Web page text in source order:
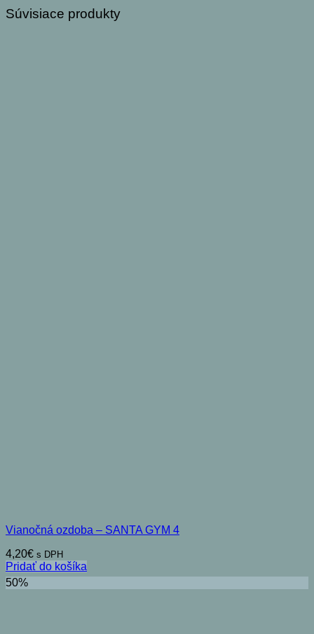
Súvisiace produkty
Vianočná ozdoba – SANTA GYM 4
4,20€ s DPH
Pridať do košíka
50%